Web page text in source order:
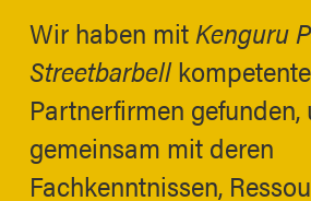
Wir haben mitKenguru
Streetbarbellkompetente
Partnerfirmen gefunden,
gemeinsam mit deren
Fachkenntnissen,